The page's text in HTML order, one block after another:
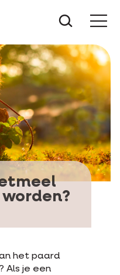
het paard
Als je een